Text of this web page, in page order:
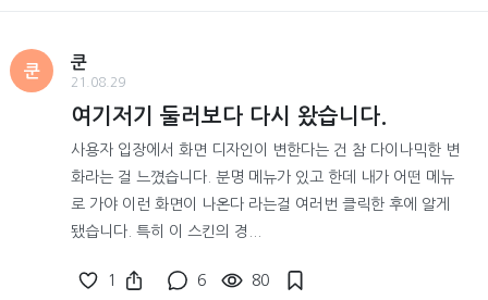
쿤
쿤
21.08.29
여기저기 둘러보다 다시 왔습니다.
사용자 입장에서 화면 디자인이 변한다는 건 참 다이나믹한 변
화라는 걸 느꼈습니다. 분명 메뉴가 있고 한데 내가 어떤 메뉴
로 가야 이런 화면이 나온다 라는걸 여러번 클릭한 후에 알게
됐습니다. 특히 이 스킨의 경...
1 6 80